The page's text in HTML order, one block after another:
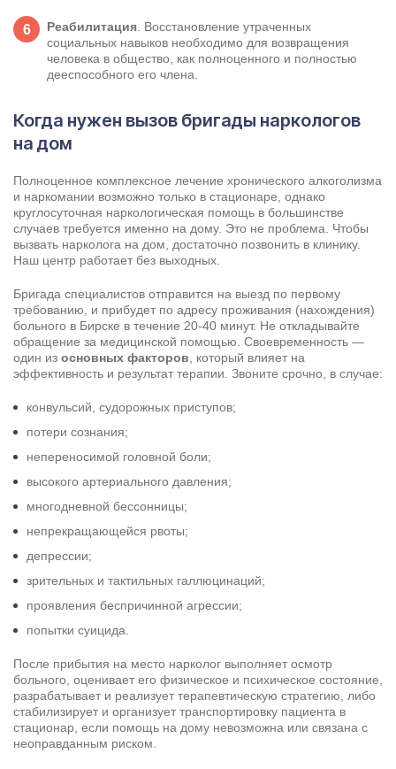
Реабилитация . Восстановление утраченных
социальных навыков необходимо для возвращения
человека в общество, как полноценного и полностью
дееспособного его члена.
Когда нужен вызов бригады наркологов
на дом
Полноценное комплексное лечение хронического алкоголизма
и наркомании возможно только в стационаре, однако
круглосуточная наркологическая помощь в большинстве
случаев требуется именно на дому. Это не проблема. Чтобы
вызвать нарколога на дом , достаточно позвонить в клинику.
Наш центр работает без выходных.
Бригада специалистов отправится на выезд по первому
требованию, и прибудет по адресу проживания (нахождения)
больного в Бирске в течение 20-40 минут. Не откладывайте
обращение за медицинской помощью. Своевременность —
один из основных факторов , который влияет на
эффективность и результат терапии. Звоните срочно, в случае:
конвульсий, судорожных приступов;
потери сознания;
непереносимой головной боли;
высокого артериального давления;
многодневной бессонницы;
непрекращающейся рвоты;
депрессии;
зрительных и тактильных галлюцинаций;
проявления беспричинной агрессии;
попытки суицида.
После прибытия на место нарколог выполняет осмотр
больного, оценивает его физическое и психическое состояние,
разрабатывает и реализует терапевтическую стратегию, либо
стабилизирует и организует транспортировку пациента в
стационар, если помощь на дому невозможна или связана с
неоправданным риском.